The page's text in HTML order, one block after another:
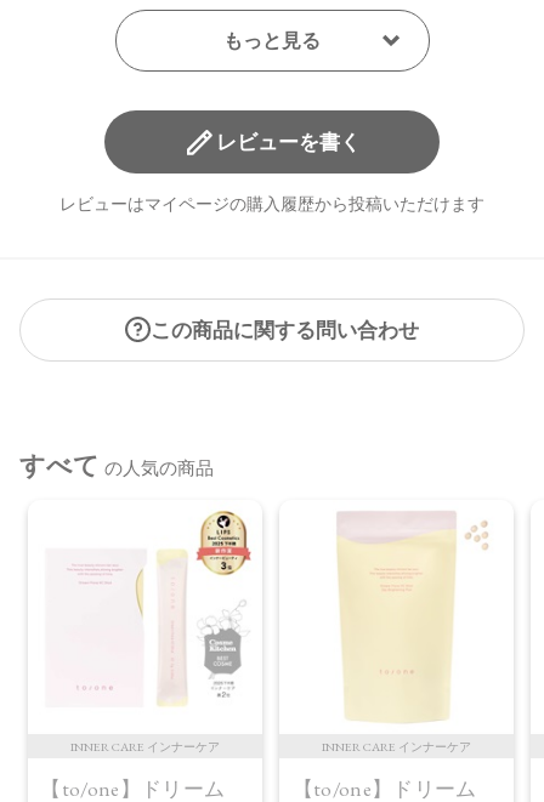
レビューを書く
レビューはマイページの購入履歴から投稿いただけます
この商品に関する問い合わせ
すべて の人気の商品
INNER CARE インナーケア
【to/one】ドリーム
INNER CARE インナーケア
【to/one】ドリーム